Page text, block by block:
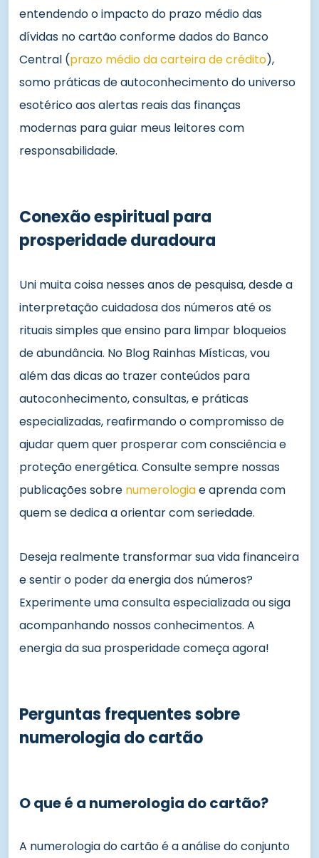
entendendo o impacto do prazo médio das
dívidas no cartão conforme dados do Banco
Central (prazo médio da carteira de crédito),
somo práticas de autoconhecimento do universo
esotérico aos alertas reais das finanças
modernas para guiar meus leitores com
responsabilidade.
Conexão espiritual para
prosperidade duradoura
Uni muita coisa nesses anos de pesquisa, desde a
interpretação cuidadosa dos números até os
rituais simples que ensino para limpar bloqueios
de abundância. No Blog Rainhas Místicas, vou
além das dicas ao trazer conteúdos para
autoconhecimento, consultas, e práticas
especializadas, reafirmando o compromisso de
ajudar quem quer prosperar com consciência e
proteção energética. Consulte sempre nossas
publicações sobre numerologiae aprenda com
quem se dedica a orientar com seriedade.
Deseja realmente transformar sua vida financeira
e sentir o poder da energia dos números?
Experimente uma consulta especializada ou siga
acompanhando nossos conhecimentos. A
energia da sua prosperidade começa agora!
Perguntas frequentes sobre
numerologia do cartão
O que é a numerologia do cartão?
A numerologia do cartão é a análise do conjunto